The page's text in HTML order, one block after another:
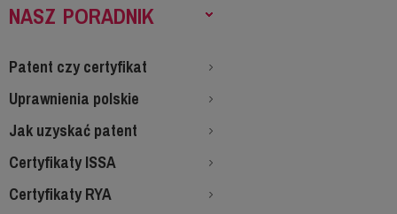
NASZ PORADNIK
Patent czy certyfikat
Uprawnienia polskie
Jak uzyskać patent
Certyfikaty ISSA
Certyfikaty RYA